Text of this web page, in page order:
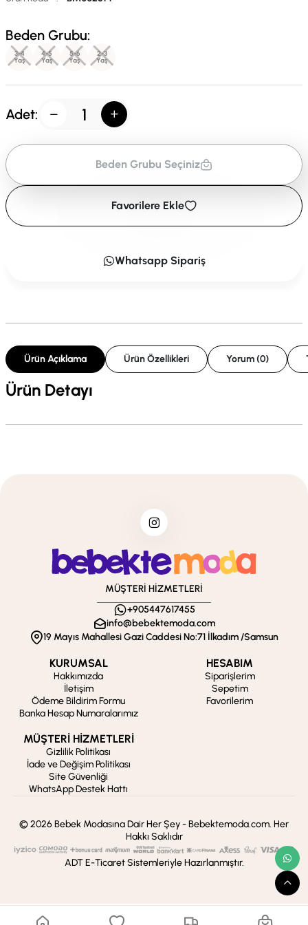
Beden Grubu:
3-4
Yaş
4-5
Yaş
5-6
Yaş
2-3
Yaş
Adet:
Beden Grubu Seçiniz
Favorilere Ekle
Whatsapp Sipariş
Ürün Açıklama Ürün Özellikleri Yorum (0)
Ürün Detayı
MÜŞTERİ HİZMETLERİ
+905447617455
info@bebektemoda.com
19 Mayıs Mahallesi Gazi Caddesi No:71 İlkadım /Samsun
KURUMSAL
Hakkımızda
İletişim
Ödeme Bildirim Formu
Banka Hesap Numaralarımız
HESABIM
Siparişlerim
Sepetim
Favorilerim
MÜŞTERİ HİZMETLERİ
Gizlilik Politikası
İade ve Değişim Politikası
Site Güvenliği
WhatsApp Destek Hattı
© 2026 Bebek Modasına Dair Her Şey - Bebektemoda.com. Her
Hakkı Saklıdır
ADT E-Ticaret Sistemleriyle Hazırlanmıştır.